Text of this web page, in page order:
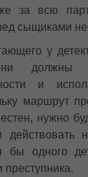
за всю
сыщиками
у
должны
и
маршрут
нужно
бы одного
преступника.